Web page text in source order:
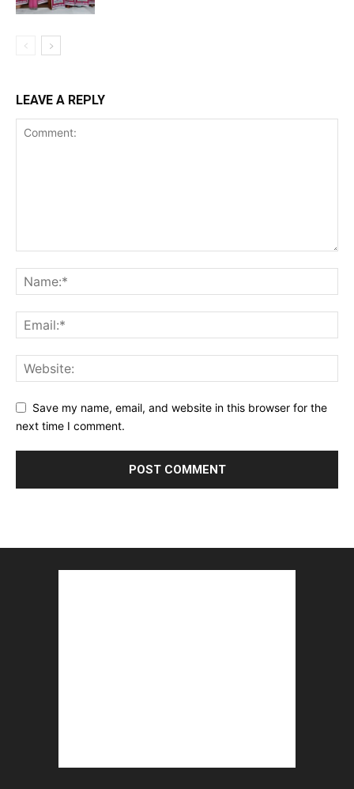
LEAVE A REPLY
Save my name, email, and website in this browser for the
next time I comment.